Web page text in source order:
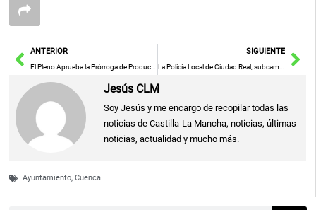
AntANTERIOR
El Pleno Aprueba la Prórroga de Productividad y Gratificaciones Navideñas para Empleados Municipales
SIGUIENTE
La Policía Local de Ciudad Real, subcampeona de España en el XXXII Campeonato ALCAZABA 2026
Jesús CLM
Soy Jesús y me encargo de recopilar todas las
noticias de Castilla-La Mancha, noticias, últimas
noticias, actualidad y mucho más.
Ayuntamiento,Cuenca